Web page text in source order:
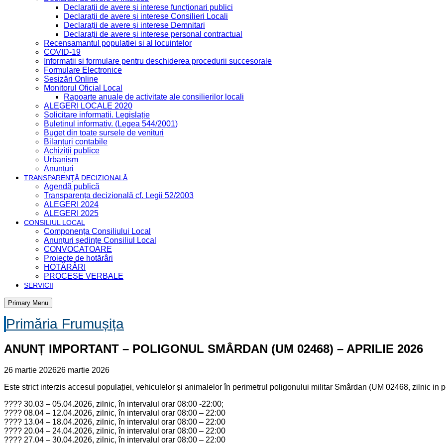
Declarații de avere și interese funcționari publici
Declarații de avere și interese Consilieri Locali
Declarații de avere și interese Demnitari
Declarații de avere și interese personal contractual
Recensamantul populatiei si al locuintelor
COVID-19
Informatii si formulare pentru deschiderea procedurii succesorale
Formulare Electronice
Sesizări Online
Monitorul Oficial Local
Rapoarte anuale de activitate ale consilierilor locali
ALEGERI LOCALE 2020
Solicitare informații. Legislație
Buletinul informativ. (Legea 544/2001)
Buget din toate sursele de venituri
Bilanțuri contabile
Achiziții publice
Urbanism
Anunțuri
TRANSPARENȚĂ DECIZIONALĂ
Agendă publică
Transparența decizională cf. Legii 52/2003
ALEGERI 2024
ALEGERI 2025
CONSILIUL LOCAL
Componența Consiliului Local
Anunțuri ședințe Consiliul Local
CONVOCATOARE
Proiecte de hotărâri
HOTĂRÂRI
PROCESE VERBALE
SERVICII
Primary Menu
Primăria Frumușița
ANUNȚ IMPORTANT – POLIGONUL SMÂRDAN (UM 02468) – APRILIE 2026
26 martie 202626 martie 2026
Este strict interzis accesul populației, vehiculelor și animalelor în perimetrul poligonului militar Smârdan (UM 02468, zilnic in
???? 30.03 – 05.04.2026, zilnic, în intervalul orar 08:00 -22:00;
???? 08.04 – 12.04.2026, zilnic, în intervalul orar 08:00 – 22:00
???? 13.04 – 18.04.2026, zilnic, în intervalul orar 08:00 – 22:00
???? 20.04 – 24.04.2026, zilnic, în intervalul orar 08:00 – 22:00
???? 27.04 – 30.04.2026, zilnic, în intervalul orar 08:00 – 22:00